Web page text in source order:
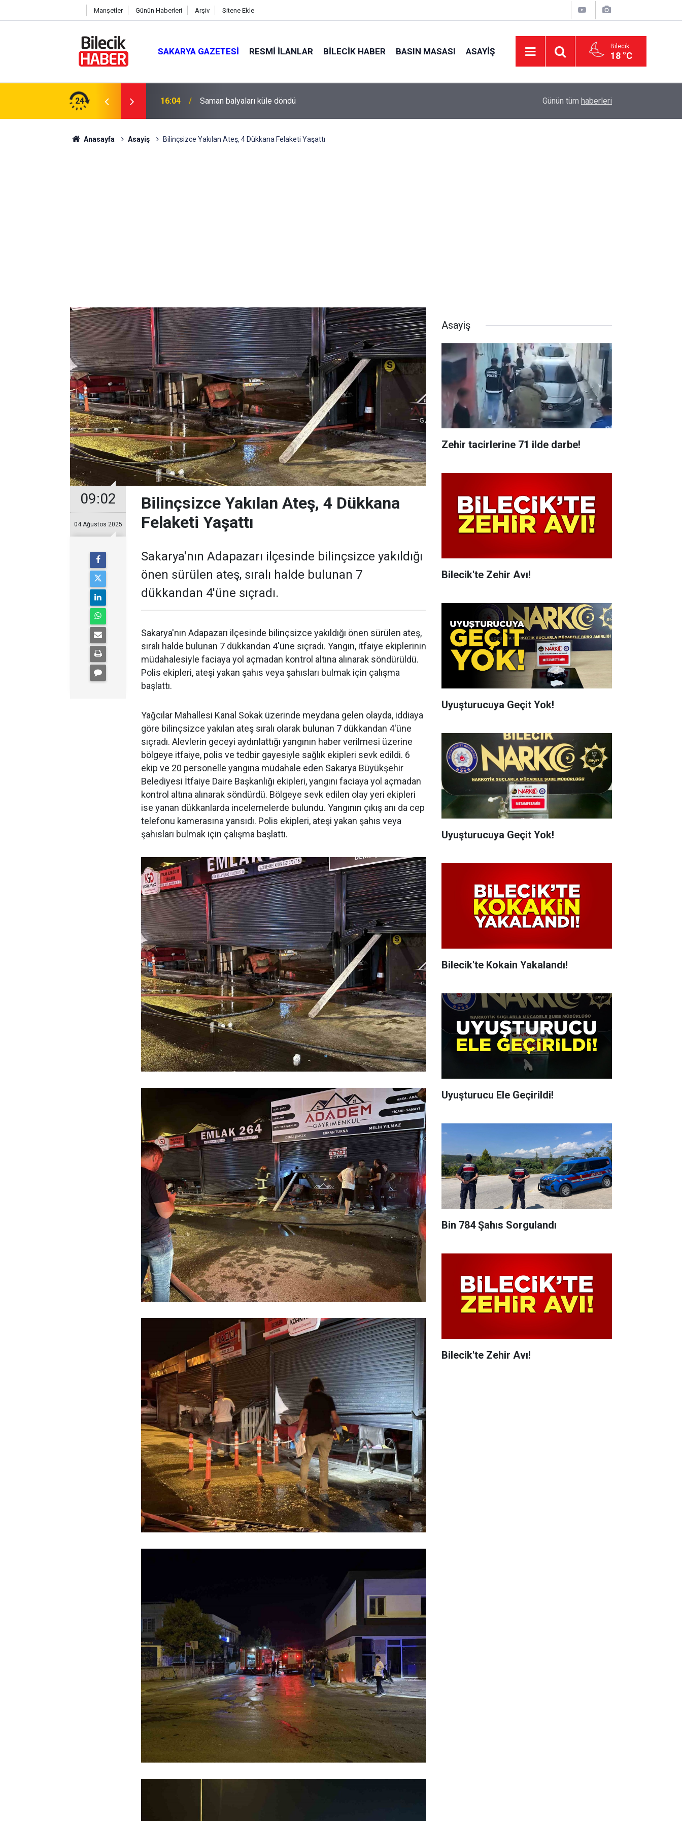
Manşetler Günün Haberleri Arşiv Sitene Ekle
SAKARYA GAZETESI RESMI İLANLAR BILECIK HABER BASIN MASASI ASAYIŞ Bilecik
18 °C
24 16:04 Saman balyaları küle döndü İl Genel Meclisi’nden okullara 1.8 milyon TL
Günün tüm haberleri
Anasayfa Asayiş Bilinçsizce Yakılan Ateş, 4 Dükkana Felaketi Yaşattı
09:02
04 Ağustos 2025
Bilinçsizce Yakılan Ateş, 4 Dükkana
Felaketi Yaşattı
Sakarya'nın Adapazarı ilçesinde bilinçsizce yakıldığı
önen sürülen ateş, sıralı halde bulunan 7
dükkandan 4'üne sıçradı.
Sakarya'nın Adapazarı ilçesinde bilinçsizce yakıldığı önen sürülen ateş,
sıralı halde bulunan 7 dükkandan 4'üne sıçradı. Yangın, itfaiye ekiplerinin
müdahalesiyle faciaya yol açmadan kontrol altına alınarak söndürüldü.
Polis ekipleri, ateşi yakan şahıs veya şahısları bulmak için çalışma
başlattı.
Yağcılar Mahallesi Kanal Sokak üzerinde meydana gelen olayda, iddiaya
göre bilinçsizce yakılan ateş sıralı olarak bulunan 7 dükkandan 4'üne
sıçradı. Alevlerin geceyi aydınlattığı yangının haber verilmesi üzerine
bölgeye itfaiye, polis ve tedbir gayesiyle sağlık ekipleri sevk edildi. 6
ekip ve 20 personelle yangına müdahale eden Sakarya Büyükşehir
Belediyesi İtfaiye Daire Başkanlığı ekipleri, yangını faciaya yol açmadan
kontrol altına alınarak söndürdü. Bölgeye sevk edilen olay yeri ekipleri
ise yanan dükkanlarda incelemelerde bulundu. Yangının çıkış anı da cep
telefonu kamerasına yansıdı. Polis ekipleri, ateşi yakan şahıs veya
şahısları bulmak için çalışma başlattı.
Asayiş
Zehir tacirlerine 71 ilde darbe!
Bilecik'te Zehir Avı!
Uyuşturucuya Geçit Yok!
Uyuşturucuya Geçit Yok!
Bilecik'te Kokain Yakalandı!
Uyuşturucu Ele Geçirildi!
Bin 784 Şahıs Sorgulandı
Bilecik'te Zehir Avı!